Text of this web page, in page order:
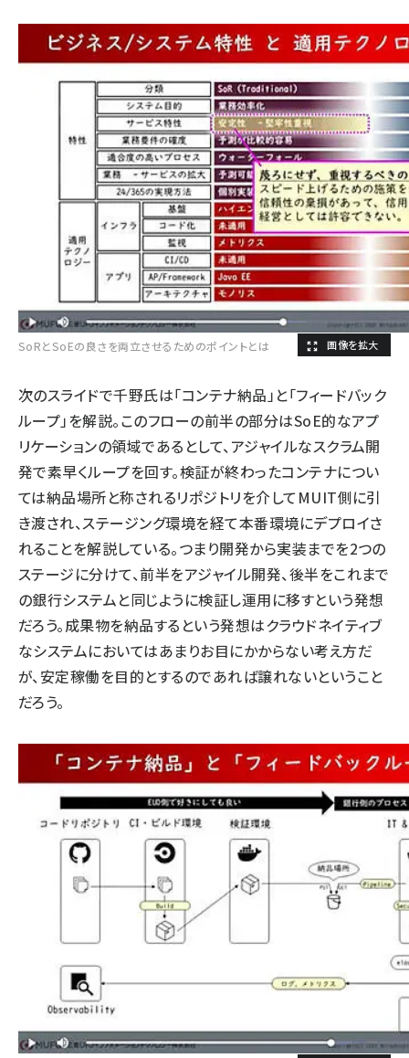
SoRとSoEの良さを両立させるためのポイントとは
次のスライドで千野氏は「コンテナ納品」と「フィードバック
ループ」を解説。このフローの前半の部分はSoE的なアプ
リケーションの領域であるとして、アジャイルなスクラム開
発で素早くループを回す。検証が終わったコンテナについ
ては納品場所と称されるリポジトリを介してMUIT側に引
き渡され、ステージング環境を経て本番環境にデプロイさ
れることを解説している。つまり開発から実装までを2つの
ステージに分けて、前半をアジャイル開発、後半をこれまで
の銀行システムと同じように検証し運用に移すという発想
だろう。成果物を納品するという発想はクラウドネイティブ
なシステムにおいてはあまりお目にかからない考え方だ
が、安定稼働を目的とするのであれば譲れないということ
だろう。